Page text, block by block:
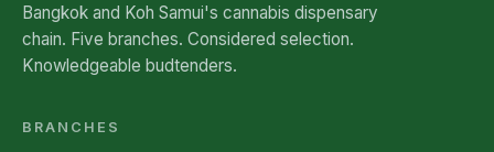
Bangkok and Koh Samui's cannabis dispensary
chain. Five branches. Considered selection.
Knowledgeable budtenders.
BRANCHES